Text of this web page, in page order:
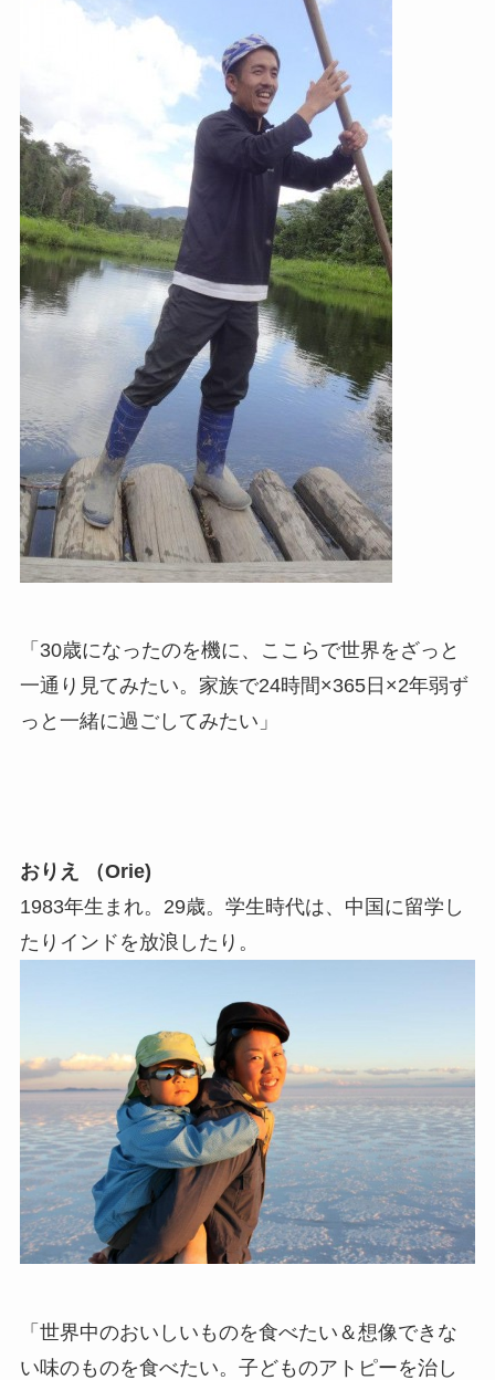
「30歳になったのを機に、ここらで世界をざっと
一通り見てみたい。家族で24時間×365日×2年弱ず
っと一緒に過ごしてみたい」
おりえ （Orie)
1983年生まれ。29歳。学生時代は、中国に留学し
たりインドを放浪したり。
「世界中のおいしいものを食べたい＆想像できな
い味のものを食べたい。子どものアトピーを治し